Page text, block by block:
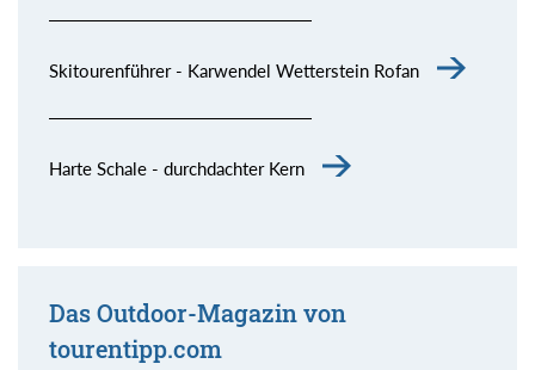
Skitourenführer - Karwendel Wetterstein Rofan
Harte Schale - durchdachter Kern
Das Outdoor-Magazin von
tourentipp.com